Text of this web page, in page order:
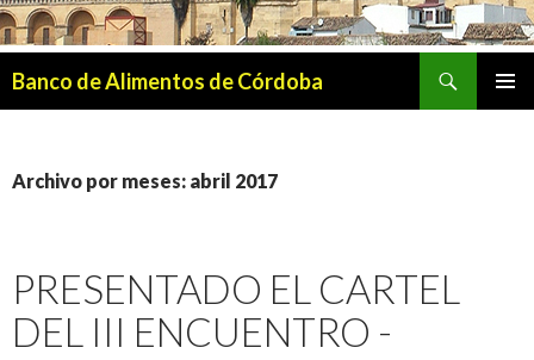
Banco de Alimentos de Córdoba
Archivo por meses: abril 2017
PRESENTADO EL CARTEL
DEL III ENCUENTRO -